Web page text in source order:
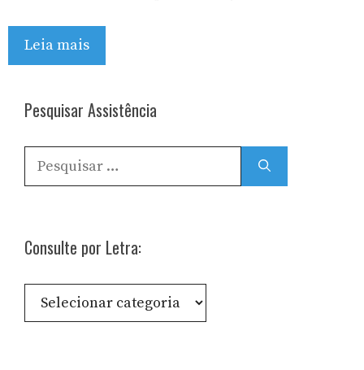
Leia mais
Pesquisar Assistência
Pesquisar
por:
Consulte por Letra:
Consulte